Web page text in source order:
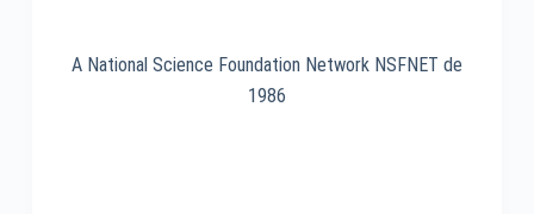
A National Science Foundation Network NSFNET de
1986